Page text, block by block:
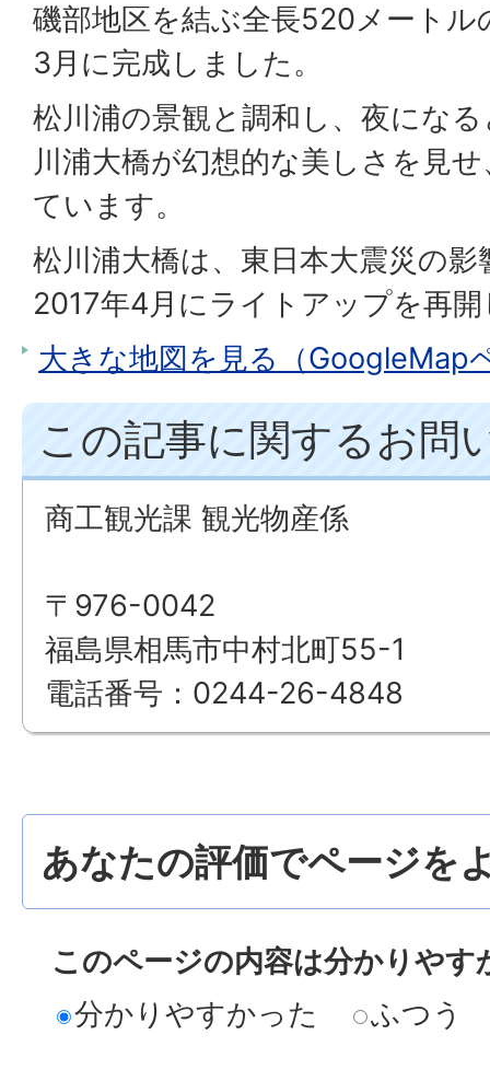
磯部地区を結ぶ全長520メートル
3月に完成しました。
松川浦の景観と調和し、夜にな
川浦大橋が幻想的な美しさを見
ています。
松川浦大橋は、東日本大震災の
2017年4月にライトアップを再
大きな地図を見る（GoogleMap
この記事に関するお問
商工観光課 観光物産係
〒976-0042
福島県相馬市中村北町55-1
電話番号：0244-26-4848
あなたの評価でページを
このページの内容は分かりやす
分かりやすかった
ふつう